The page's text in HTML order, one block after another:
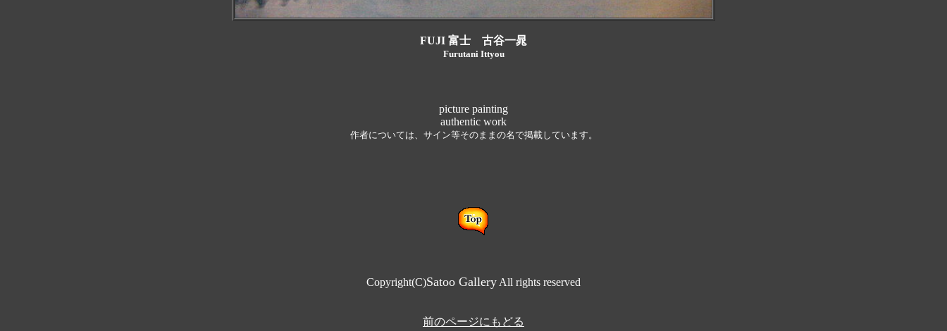
FUJI 富士 古谷一晁
Furutani Ittyou
picture painting
authentic work
作者については、サイン等そのままの名で掲載しています。
Copyright(C)Satoo Gallery All rights reserved
前のページにもどる